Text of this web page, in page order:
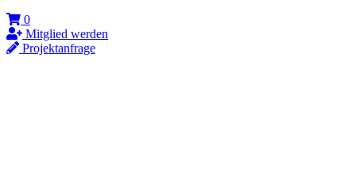
0
Mitglied werden
Projektanfrage